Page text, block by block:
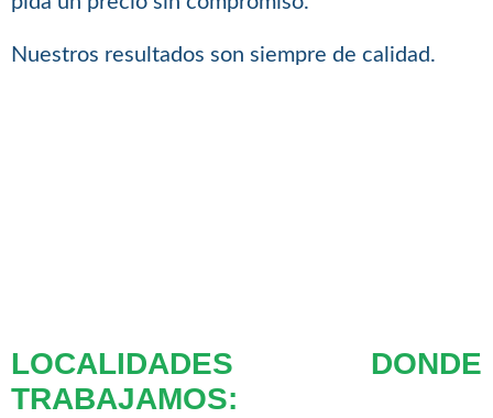
Nuestros resultados son siempre de calidad.
LOCALIDADES DONDE
TRABAJAMOS: